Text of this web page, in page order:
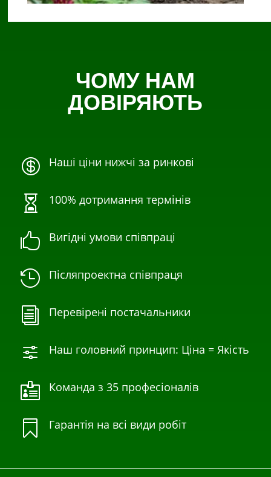
ЧОМУ НАМ
ДОВІРЯЮТЬ
 Наші ціни нижчі за ринкові
 100% дотримання термінів
 Вигідні умови співпраці
 Післяпроектна співпраця
i Перевірені постачальники
f Наш головний принцип: Ціна = Якість
 Команда з 35 професіоналів
 Гарантія на всі види робіт